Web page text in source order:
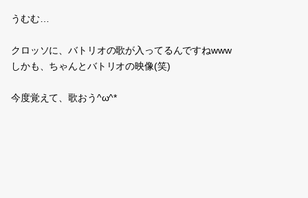
うむむ…
クロッソに、バトリオの歌が入ってるんですねwww
しかも、ちゃんとバトリオの映像(笑)
今度覚えて、歌おう^ω^*